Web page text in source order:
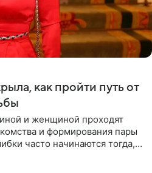
как пройти путь от
и женщиной проходят
и формирования пары
часто начинаются тогда,